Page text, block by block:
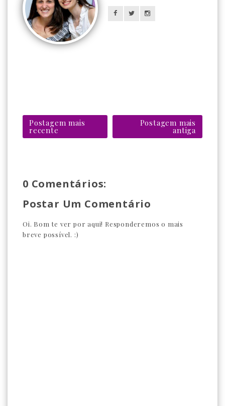
Postagem mais
recente
Postagem mais
antiga
0 Comentários:
Postar Um Comentário
Oi. Bom te ver por aqui! Responderemos o mais
breve possível. :)